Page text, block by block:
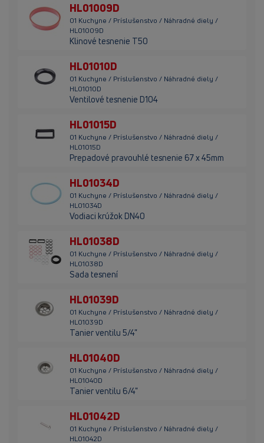
HL01009D
01 Kuchyne / Príslušenstvo / Náhradné diely /
HL01009D
Klinové tesnenie T50
HL01010D
01 Kuchyne / Príslušenstvo / Náhradné diely /
HL01010D
Ventilové tesnenie D104
HL01015D
01 Kuchyne / Príslušenstvo / Náhradné diely /
HL01015D
Prepadové pravouhlé tesnenie 67 x 45mm
HL01034D
01 Kuchyne / Príslušenstvo / Náhradné diely /
HL01034D
Vodiaci krúžok DN40
HL01038D
01 Kuchyne / Príslušenstvo / Náhradné diely /
HL01038D
Sada tesnení
HL01039D
01 Kuchyne / Príslušenstvo / Náhradné diely /
HL01039D
Tanier ventilu 5/4"
HL01040D
01 Kuchyne / Príslušenstvo / Náhradné diely /
HL01040D
Tanier ventilu 6/4"
HL01042D
01 Kuchyne / Príslušenstvo / Náhradné diely /
HL01042D